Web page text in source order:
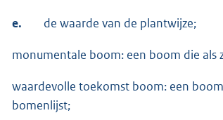
e. de waarde van de plantwijze;
monumentale boom: een boom die als
waardevolle toekomst boom: een
bomenlijst;